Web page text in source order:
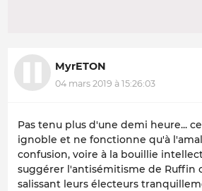
MyrETON
04 mars 2019 à 15:26:03
Pas tenu plus d'une demi heure...
ignoble et ne fonctionne qu'à
confusion, voire à la bouillie
suggérer l'antisémitisme de Ruffin
salissant leurs électeurs